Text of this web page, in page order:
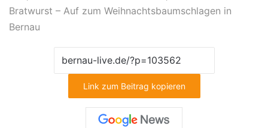
Bratwurst – Auf zum Weihnachtsbaumschlagen in
Bernau
Link zum Beitrag kopieren